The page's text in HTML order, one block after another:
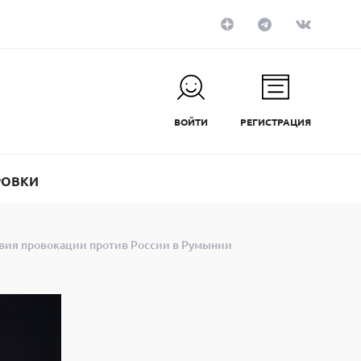
ВОЙТИ РЕГИСТРАЦИЯ
провокации против России в Румынии